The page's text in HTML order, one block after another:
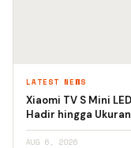
LATEST NEWS
Xiaomi TV S Mini
Hadir hingga
AUG 6, 2026